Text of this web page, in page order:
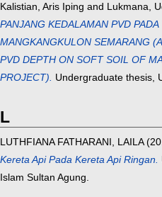
Kalistian, Aris Iping and Lukmana,
PANJANG KEDALAMAN PVD
MANGKANGKULON SEMARANG
PVD DEPTH ON SOFT SOIL OF
PROJECT). Undergraduate thesis,
L
LUTHFIANA FATHARANI, LAILA
Kereta Api Pada Kereta Api Ringan.
Islam Sultan Agung.